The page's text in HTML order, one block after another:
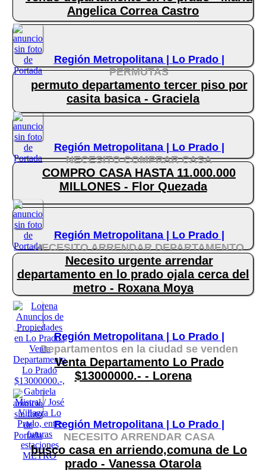
Angelica Correa Castro
Región Metropolitana | Lo Prado |
PERMUTAS
permuto departamento tercer piso por
casita basica - Graciela
Región Metropolitana | Lo Prado |
NECESITO COMPRAR CASA
COMPRO CASA HASTA 11.000.000
MILLONES - Flor Quezada
Región Metropolitana | Lo Prado |
NECESITO ARRENDAR DEPARTAMENTO
Necesito urgente arrendar
departamento en lo prado ojala cerca del
metro - Roxana Moya
Región Metropolitana | Lo Prado |
Departamentos en la ciudad se venden
Venta Departamento Lo Prado
$13000000.- - Lorena
Región Metropolitana | Lo Prado |
NECESITO ARRENDAR CASA
busco casa en arriendo,comuna de Lo
prado - Vanessa Otarola